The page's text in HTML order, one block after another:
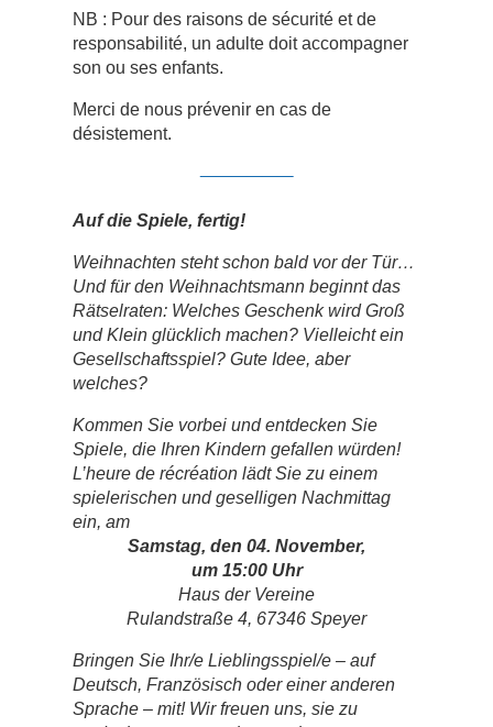
NB : Pour des raisons de sécurité et de
responsabilité, un adulte doit accompagner
son ou ses enfants.
Merci de nous prévenir en cas de
désistement.
Auf die Spiele, fertig!
Weihnachten steht schon bald vor der Tür…
Und für den Weihnachtsmann beginnt das
Rätselraten: Welches Geschenk wird Groß
und Klein glücklich machen? Vielleicht ein
Gesellschaftsspiel? Gute Idee, aber
welches?
Kommen Sie vorbei und entdecken Sie
Spiele, die Ihren Kindern gefallen würden!
L’heure de récréation lädt Sie zu einem
spielerischen und geselligen Nachmittag
ein, am
Samstag, den 04. November,
um 15:00 Uhr
Haus der Vereine
Rulandstraße 4, 67346 Speyer
Bringen Sie Ihr/e Lieblingsspiel/e – auf
Deutsch, Französisch oder einer anderen
Sprache – mit! Wir freuen uns, sie zu